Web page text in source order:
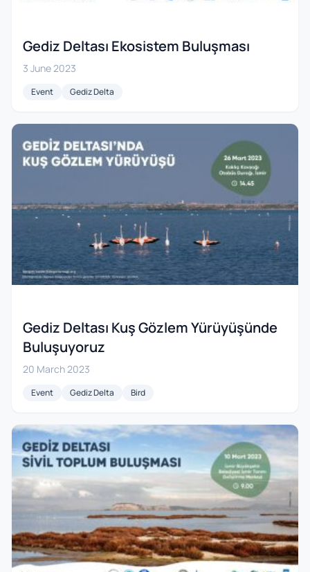
Gediz Deltası Ekosistem Buluşması
3 June 2023
Event Gediz Delta
Gediz Deltası Kuş Gözlem Yürüyüşünde
Buluşuyoruz
20 March 2023
Event Gediz Delta Bird